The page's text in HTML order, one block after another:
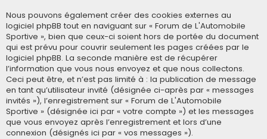
Nous pouvons également créer des cookies externes au
logiciel phpBB tout en naviguant sur « Forum de L'Automobile
Sportive », bien que ceux-ci soient hors de portée du document
qui est prévu pour couvrir seulement les pages créées par le
logiciel phpBB. La seconde manière est de récupérer
l’information que vous nous envoyez et que nous collectons.
Ceci peut être, et n’est pas limité à : la publication de message
en tant qu’utilisateur invité (désignée ci-après par « messages
invités »), l’enregistrement sur « Forum de L'Automobile
Sportive » (désignée ici par « votre compte ») et les messages
que vous envoyez après l’enregistrement et lors d’une
connexion (désignés ici par « vos messages »).